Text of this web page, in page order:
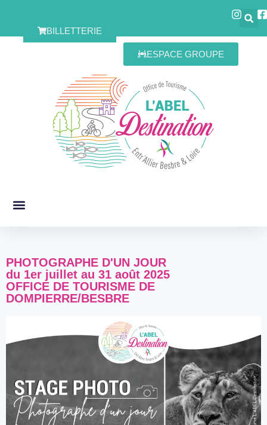
ESPACE GROUPE
BILLETTERIE
PHOTOGRAPHE D'UN JOUR
du 1er juillet au 31 août 2025
OFFICE DE TOURISME DE
DOMPIERRE/BESBRE